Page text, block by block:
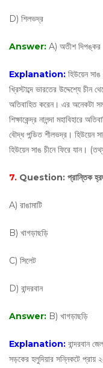
D) শিলভদ্র
Answer: A) অতীশ দিপঙ্কর
Explanation: হিউয়েন
খ্রিস্টাব্দে ভারতের উদ্দেশ্যে
অতিবাহিত করেন। এর অনেকটা
শিক্ষাকেন্দ্র নালন্দা মহাবিহারে
বৌদ্ধ পন্ডিত শীলভদ্র। হিউয়েন
হিউয়েন সাঙ চীনে ফিরে যান।
7. Question: প্রান্তিক
A) রাঙামাটি
B) খাগড়াছড়ি
C) সিলেট
D) বান্দরবান
Answer: B) খাগড়াছড়ি
Explanation: বান্দরবান
সড়কের হলুদিয়ার সন্নিকটে প্রায়